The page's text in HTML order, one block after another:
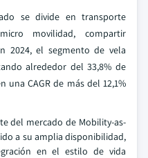
se divide en transporte
movilidad, compartir
2024, el segmento de vela
alrededor del 33,8% de
una CAGR de más del 12,1%
del mercado de Mobility-as-
a su amplia disponibilidad,
en el estilo de vida